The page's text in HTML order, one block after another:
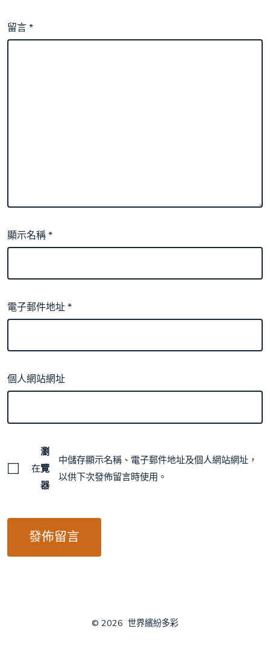
留言*
顯示名稱*
電子郵件地址*
個人網站網址
在
瀏
覽
器
中儲存顯示名稱、電子郵件地址及個人網站網址，
以供下次發佈留言時使用。
© 2026 世界繽紛多彩